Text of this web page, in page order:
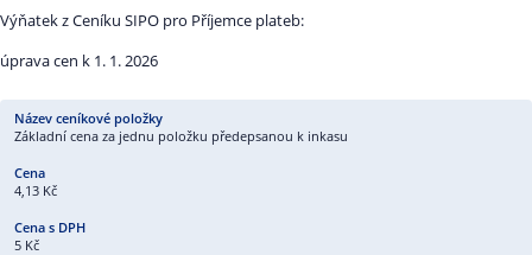
Výňatek z Ceníku SIPO pro Příjemce plateb:
úprava cen k 1. 1. 2026
Základní cena za jednu položku předepsanou k inkasu
4,13 Kč
5 Kč